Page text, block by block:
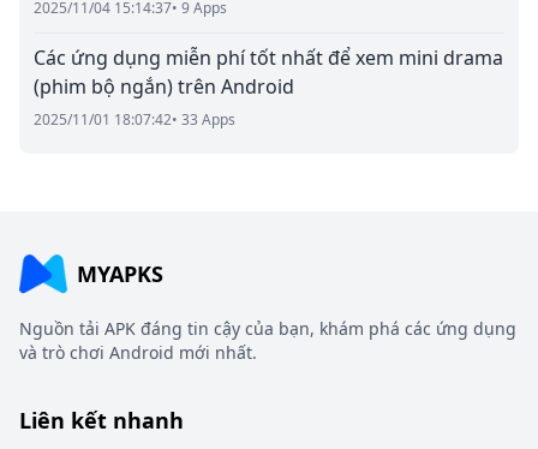
2025/11/04 15:14:37• 9 Apps
Các ứng dụng miễn phí tốt nhất để xem mini drama
(phim bộ ngắn) trên Android
2025/11/01 18:07:42• 33 Apps
MYAPKS
Nguồn tải APK đáng tin cậy của bạn, khám phá các ứng dụng
và trò chơi Android mới nhất.
Liên kết nhanh